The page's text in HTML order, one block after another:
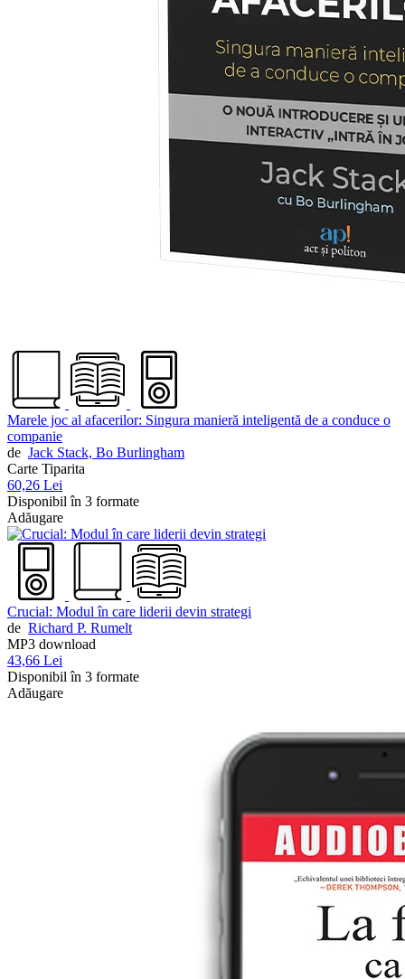
Marele joc al afacerilor: Singura manieră inteligentă de a conduce o
companie
de Jack Stack, Bo Burlingham
Carte Tiparita
60,26 Lei
Disponibil în 3 formate
Adăugare
Crucial: Modul în care liderii devin strategi
de Richard P. Rumelt
MP3 download
43,66 Lei
Disponibil în 3 formate
Adăugare